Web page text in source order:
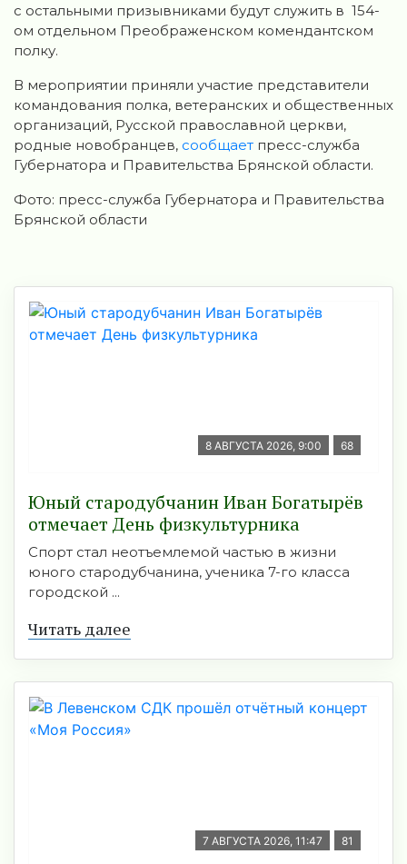
с остальными призывниками будут служить в 154-
ом отдельном Преображенском комендантском
полку.
В мероприятии приняли участие представители
командования полка, ветеранских и общественных
организаций, Русской православной церкви,
родные новобранцев, сообщает пресс-служба
Губернатора и Правительства Брянской области.
Фото: пресс-служба Губернатора и Правительства
Брянской области
8 АВГУСТА 2026, 9:00 68
Юный стародубчанин Иван Богатырёв
отмечает День физкультурника
Спорт стал неотъемлемой частью в жизни
юного стародубчанина, ученика 7-го класса
городской ...
Читать далее
7 АВГУСТА 2026, 11:47 81